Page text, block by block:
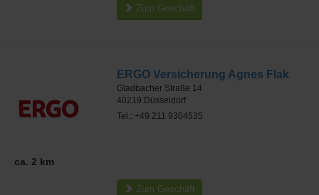
Zum Geschäft
ca. 2 km
ERGO Versicherung Agnes Flak
Gladbacher Straße 14
40219 Düsseldorf
Tel.: +49 211 9304535
Zum Geschäft